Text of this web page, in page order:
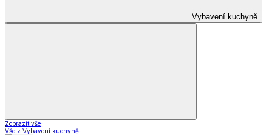
Vybavení kuchyně
Zobrazit vše
Vše z Vybavení kuchyně